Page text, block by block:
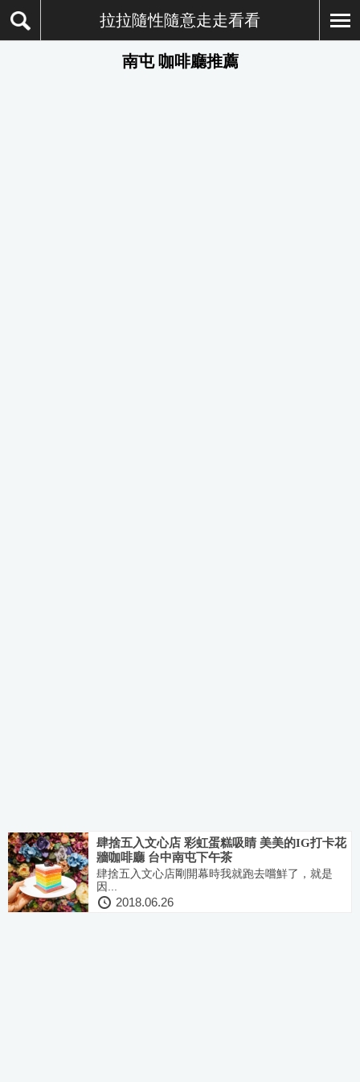
拉拉隨性隨意走走看看
南屯 咖啡廳推薦
肆捨五入文心店 彩虹蛋糕吸睛 美美的IG打卡花
牆咖啡廳 台中南屯下午茶
肆捨五入文心店剛開幕時我就跑去嚐鮮了，就是
因...
2018.06.26